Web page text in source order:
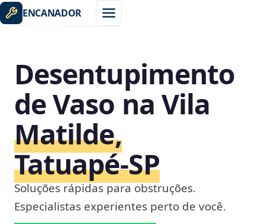
ENCANADOR
Desentupimento
de Vaso na Vila
Matilde,
Tatuapé‑SP
Soluções rápidas para obstruções.
Especialistas experientes perto de você.